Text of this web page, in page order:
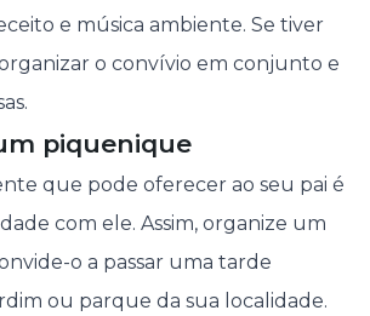
e música ambiente. Se tiver
o convívio em conjunto e
piquenique
que pode oferecer ao seu pai é
com ele. Assim, organize um
o a passar uma tarde
ou parque da sua localidade.